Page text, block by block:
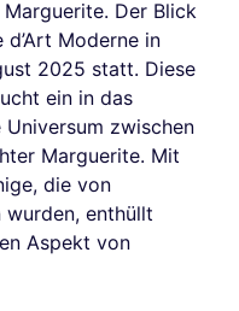
Der Blick
d’Art Moderne in
2025 statt. Diese
ein in das
zwischen
Marguerite. Mit
die von
enthüllt
Aspekt von